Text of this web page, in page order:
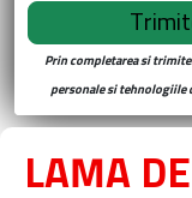
Prin completarea si
personale si tehnologiile
LAMA